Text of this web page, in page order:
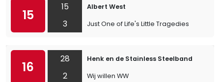
15
15
3
Albert West
Just One of Life's Little Tragedies
16
28
2
Henk en de Stainless Steelband
Wij willen WW